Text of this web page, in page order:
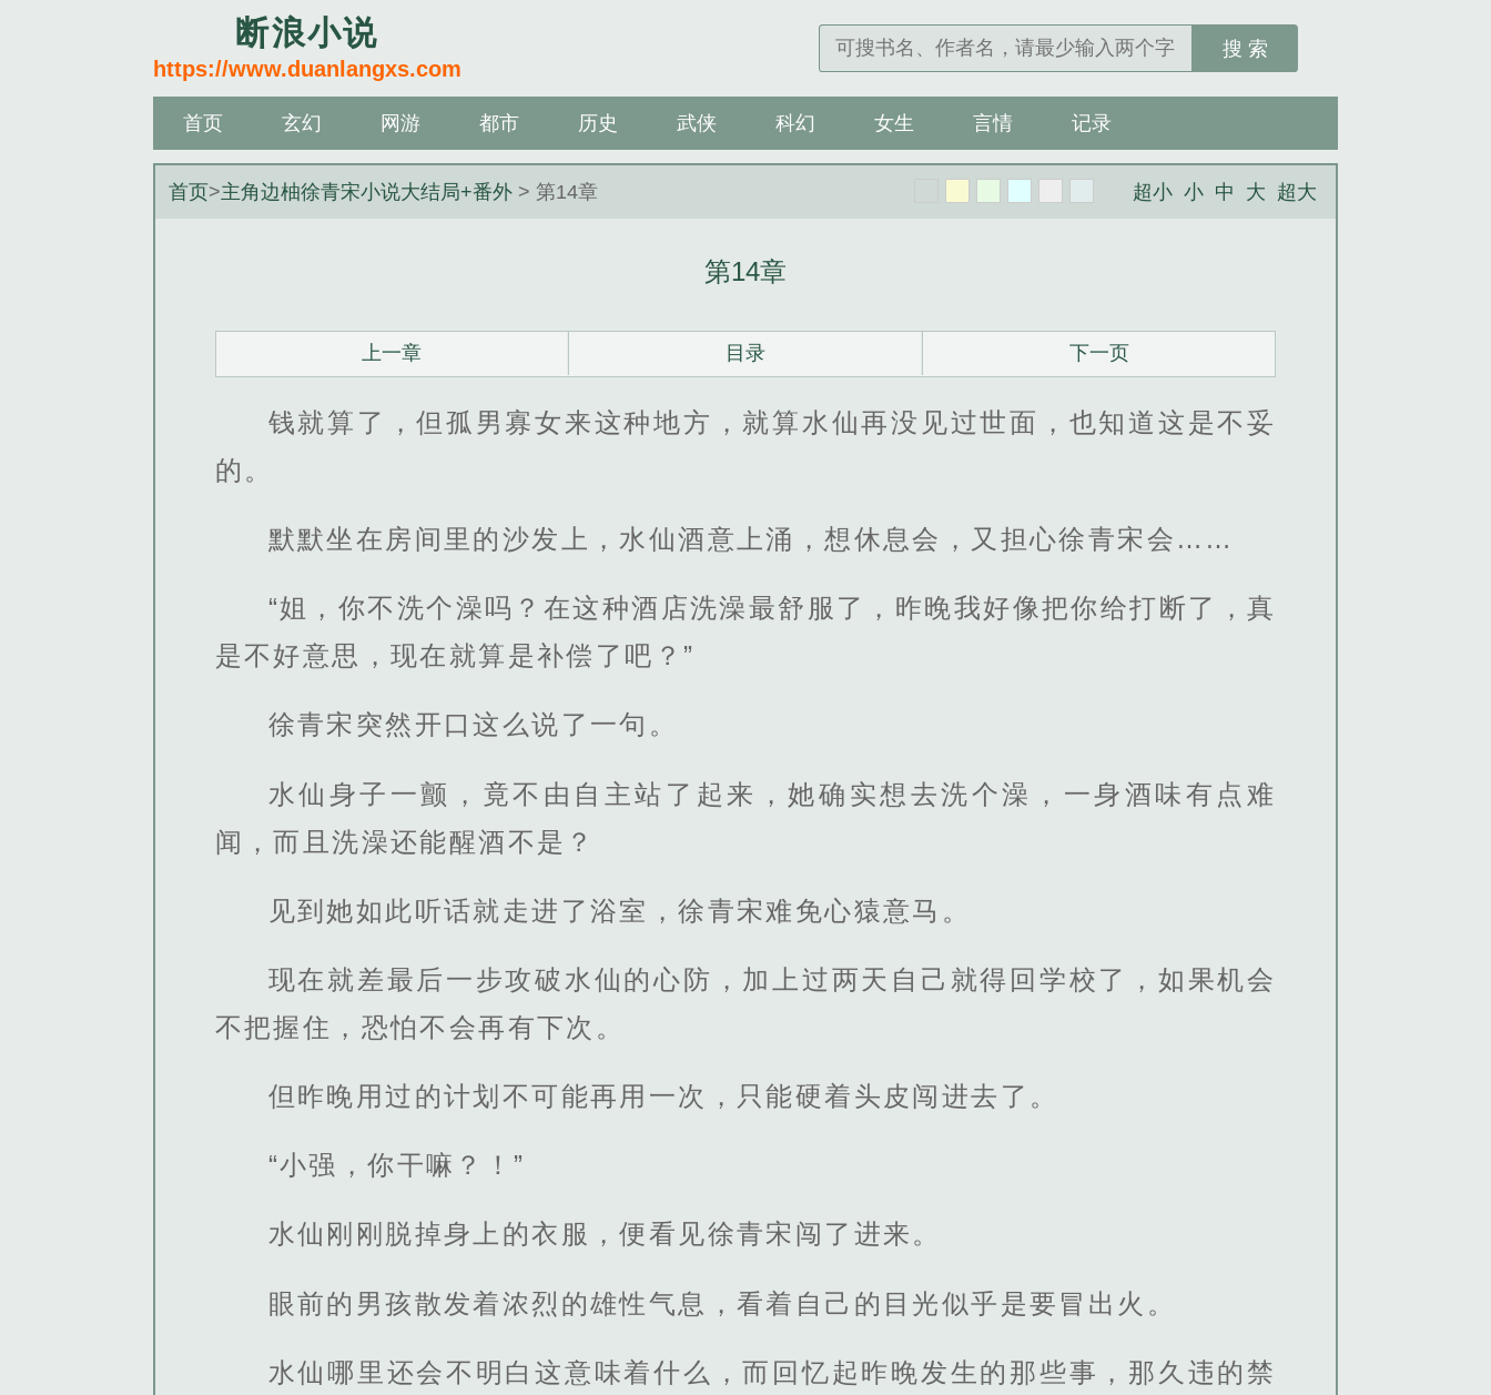
断浪小说
https://www.duanlangxs.com
搜 索
首页 玄幻 网游 都市 历史 武侠 科幻 女生 言情 记录
首页>主角边柚徐青宋小说大结局+番外 > 第14章 超小 小 中 大 超大
第14章
上一章 目录 下一页
钱就算了，但孤男寡女来这种地方，就算水仙再没见过世面，也知道这是不妥
的。
默默坐在房间里的沙发上，水仙酒意上涌，想休息会，又担心徐青宋会……
“姐，你不洗个澡吗？在这种酒店洗澡最舒服了，昨晚我好像把你给打断了，真
是不好意思，现在就算是补偿了吧？”
徐青宋突然开口这么说了一句。
水仙身子一颤，竟不由自主站了起来，她确实想去洗个澡，一身酒味有点难
闻，而且洗澡还能醒酒不是？
见到她如此听话就走进了浴室，徐青宋难免心猿意马。
现在就差最后一步攻破水仙的心防，加上过两天自己就得回学校了，如果机会
不把握住，恐怕不会再有下次。
但昨晚用过的计划不可能再用一次，只能硬着头皮闯进去了。
“小强，你干嘛？！”
水仙刚刚脱掉身上的衣服，便看见徐青宋闯了进来。
眼前的男孩散发着浓烈的雄性气息，看着自己的目光似乎是要冒出火。
水仙哪里还会不明白这意味着什么，而回忆起昨晚发生的那些事，那久违的禁